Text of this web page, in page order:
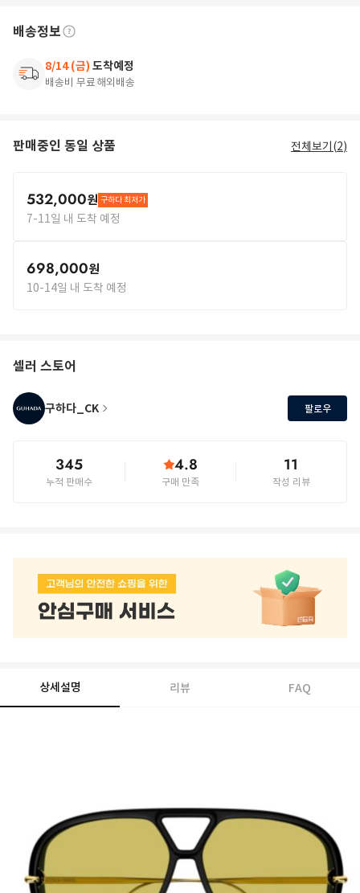
배송정보
8/14 (금) 도착예정
배송비 무료해외배송
판매중인 동일 상품 전체보기(2)
532,000원 구하다 최저가
7-11일 내 도착 예정
698,000원
10-14일 내 도착 예정
셀러 스토어
구하다_CK 팔로우
345
누적 판매수
4.8
구매 만족
11
작성 리뷰
상세설명 리뷰 FAQ